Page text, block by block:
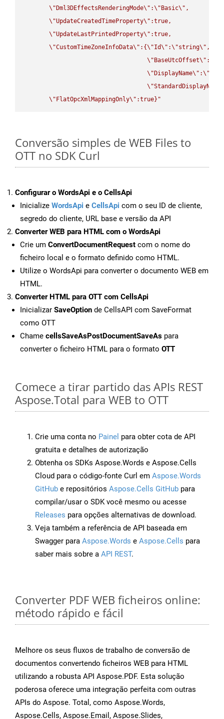
\" Dml3DEffectsRenderingMode\" :\" Basic\" ,
\"UpdateCreatedTimeProperty\" :true,
\"UpdateLastPrintedProperty\" :true,
\"CustomTimeZoneInfoData\" :{\"Id\" :\"string\" ,
\" BaseUtcOffset\" :
\" DisplayName\" :\"
\"StandardDisplayName
\" FlatOpcXmlMappingOnly\" :true}"
Conversão simples de WEB Files to
OTT no SDK Curl
Configurar o WordsApi e o CellsApi
Inicialize WordsApi e CellsApi com o seu ID de cliente,
segredo do cliente, URL base e versão da API
Converter WEB para HTML com o WordsApi
Crie um ConvertDocumentRequest com o nome do
ficheiro local e o formato definido como HTML.
Utilize o WordsApi para converter o documento WEB em
HTML.
Converter HTML para OTT com CellsApi
Inicializar SaveOption de CellsAPI com SaveFormat
como OTT
Chame cellsSaveAsPostDocumentSaveAs para
converter o ficheiro HTML para o formato OTT
Comece a tirar partido das APIs REST
Aspose.Total para WEB to OTT
Crie uma conta no Painel para obter cota de API
gratuita e detalhes de autorização
Obtenha os SDKs Aspose.Words e Aspose.Cells
Cloud para o código-fonte Curl em Aspose.Words
GitHub e repositórios Aspose.Cells GitHub para
compilar/usar o SDK você mesmo ou acesse
Releases para opções alternativas de download.
Veja também a referência de API baseada em
Swagger para Aspose.Words e Aspose.Cells para
saber mais sobre a API REST.
Converter PDF WEB ficheiros online:
método rápido e fácil
Melhore os seus fluxos de trabalho de conversão de
documentos convertendo ficheiros WEB para HTML
utilizando a robusta API Aspose.PDF. Esta solução
poderosa oferece uma integração perfeita com outras
APIs do Aspose. Total, como Aspose.Words,
Aspose.Cells, Aspose.Email, Aspose.Slides,